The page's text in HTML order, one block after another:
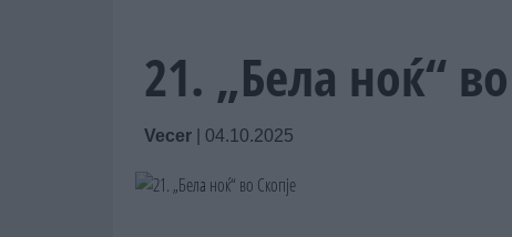
21. „Бела ноќ“
Vecer 04.10.2025